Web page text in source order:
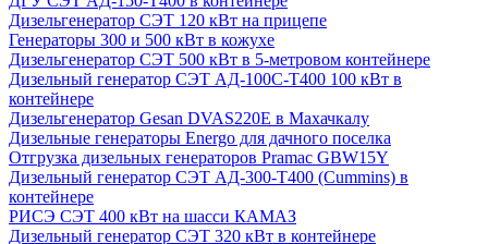
Дизельгенератор СЭТ 120 кВт на прицепе
Генераторы 300 и 500 кВт в кожухе
Дизельгенератор СЭТ 500 кВт в 5-метровом контейнере
Дизельный генератор СЭТ АД-100С-Т400 100 кВт в
контейнере
Дизельгенератор Gesan DVAS220E в Махачкалу
Дизельные генераторы Energo для дачного поселка
Отгрузка дизельных генераторов Pramac GВW15Y
Дизельный генератор СЭТ АД-300-Т400 (Cummins) в
контейнере
РИСЭ СЭТ 400 кВт на шасси КАМАЗ
Дизельный генератор СЭТ 320 кВт в контейнере